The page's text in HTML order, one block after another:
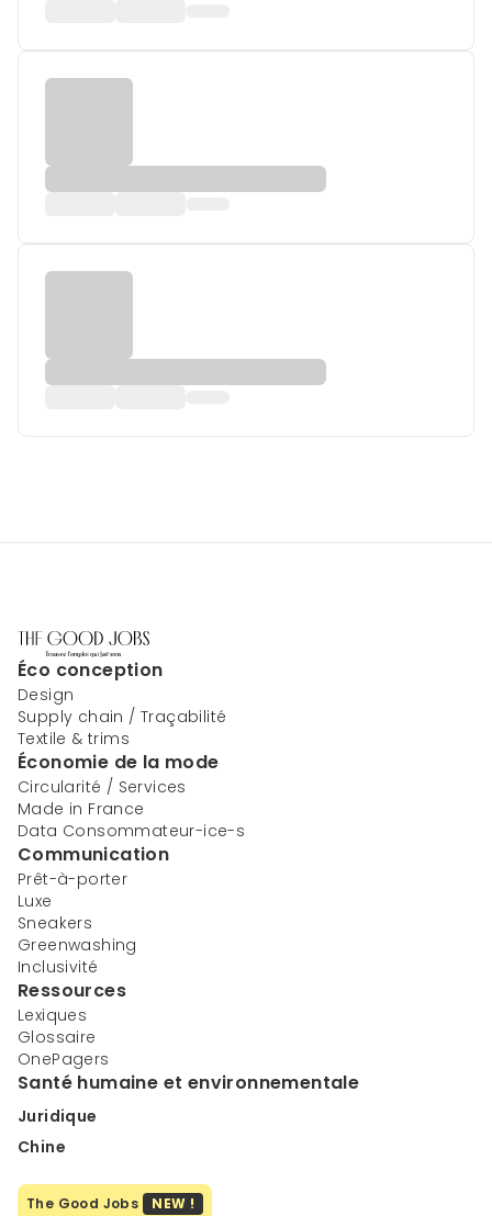
Éco conception
Design
Supply chain / Traçabilité
Textile & trims
Économie de la mode
Circularité / Services
Made in France
Data Consommateur-ice-s
Communication
Prêt-à-porter
Luxe
Sneakers
Greenwashing
Inclusivité
Ressources
Lexiques
Glossaire
OnePagers
Santé humaine et environnementale
Juridique
Chine
The Good Jobs NEW !